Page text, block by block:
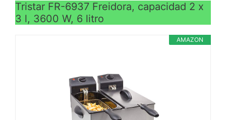
Tristar FR-6937 Freidora, capacidad 2 x
3 l, 3600 W, 6 litro
AMAZON